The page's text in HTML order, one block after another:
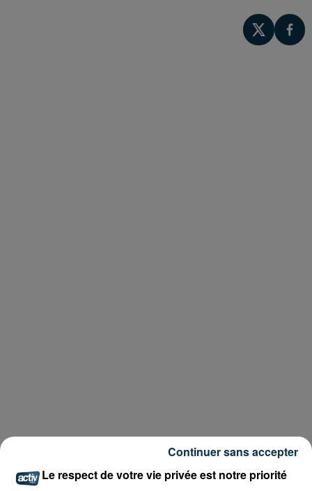
Le respect de votre vie privée est notre priorité
Continuer sans accepter